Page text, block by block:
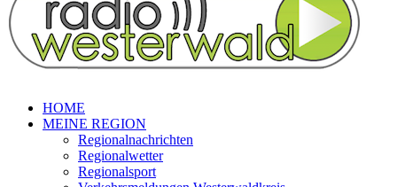
HOME
MEINE REGION
Regionalnachrichten
Regionalwetter
Regionalsport